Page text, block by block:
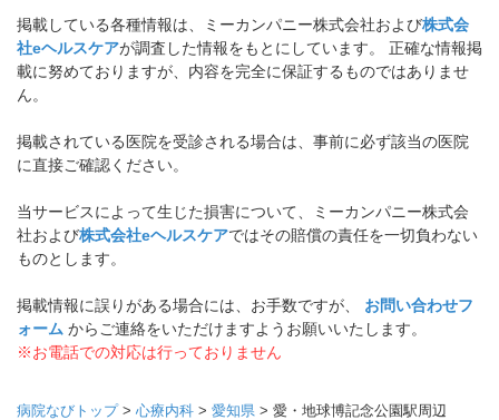
掲載している各種情報は、ミーカンパニー株式会社および株式会
社eヘルスケアが調査した情報をもとにしています。 正確な情報掲
載に努めておりますが、内容を完全に保証するものではありませ
ん。
掲載されている医院を受診される場合は、事前に必ず該当の医院
に直接ご確認ください。
当サービスによって生じた損害について、ミーカンパニー株式会
社および株式会社eヘルスケアではその賠償の責任を一切負わない
ものとします。
掲載情報に誤りがある場合には、お手数ですが、 お問い合わせフ
ォーム からご連絡をいただけますようお願いいたします。
※お電話での対応は行っておりません
病院なびトップ> 心療内科 > 愛知県 > 愛・地球博記念公園駅周辺